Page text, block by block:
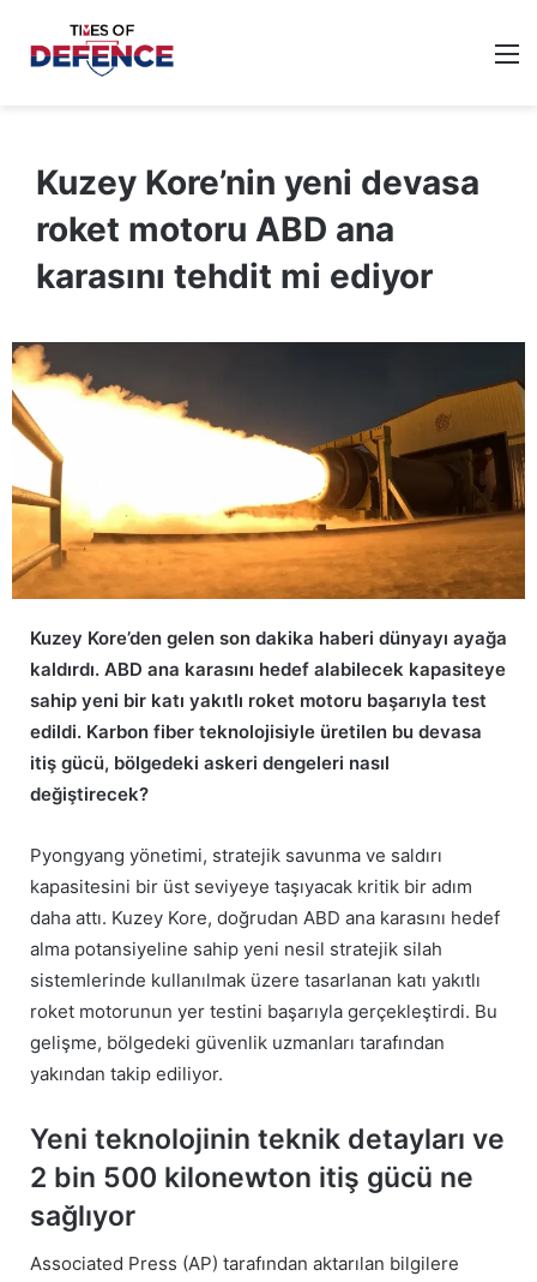
Kuzey Kore’nin yeni devasa
roket motoru ABD ana
karasını tehdit mi ediyor
Kuzey Kore’den gelen son dakika haberi dünyayı ayağa
kaldırdı. ABD ana karasını hedef alabilecek kapasiteye
sahip yeni bir katı yakıtlı roket motoru başarıyla test
edildi. Karbon fiber teknolojisiyle üretilen bu devasa
itiş gücü, bölgedeki askeri dengeleri nasıl
değiştirecek?
Pyongyang yönetimi, stratejik savunma ve saldırı
kapasitesini bir üst seviyeye taşıyacak kritik bir adım
daha attı. Kuzey Kore, doğrudan ABD ana karasını hedef
alma potansiyeline sahip yeni nesil stratejik silah
sistemlerinde kullanılmak üzere tasarlanan katı yakıtlı
roket motorunun yer testini başarıyla gerçekleştirdi. Bu
gelişme, bölgedeki güvenlik uzmanları tarafından
yakından takip ediliyor.
Yeni teknolojinin teknik detayları ve
2 bin 500 kilonewton itiş gücü ne
sağlıyor
Associated Press (AP) tarafından aktarılan bilgilere